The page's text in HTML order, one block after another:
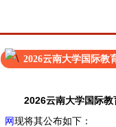
2026云南大学国际教
2026云南大学国际
网现将其公布如下：